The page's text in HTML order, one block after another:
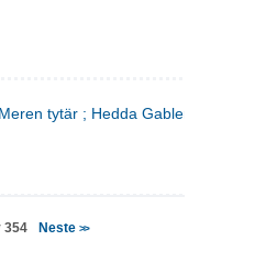
tytär ; Hedda Gabler ;
354 Neste >>